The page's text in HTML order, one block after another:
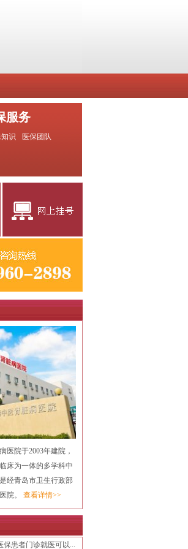
服务
知识 医保团队
医院于2003年建院，
床为一体的多学科中
经青岛市卫生行政部
院。 查看详情>>
患者门诊就医可以...